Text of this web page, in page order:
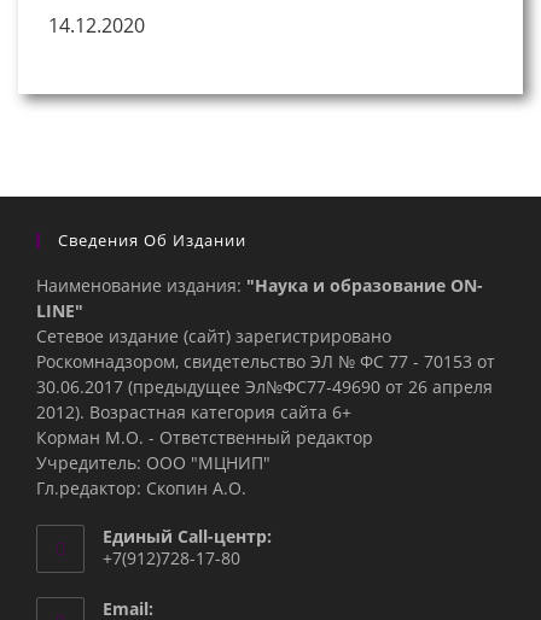
14.12.2020
Сведения Об Издании
Наименование издания: "Наука и образование ON-
LINE"
Сетевое издание (сайт) зарегистрировано
Роскомнадзором, свидетельство ЭЛ № ФС 77 - 70153 от
30.06.2017 (предыдущее Эл№ФC77-49690 от 26 апреля
2012). Возрастная категория сайта 6+
Корман М.О. - Ответственный редактор
Учредитель: ООО "МЦНИП"
Гл.редактор: Скопин А.О.
Единый Call-центр:
+7(912)728-17-80
Email: